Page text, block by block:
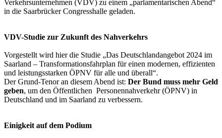
Verkehrsunternehmen (VDV) zu einem „parlamentarischen Abend“
in die Saarbrücker Congresshalle geladen.
VDV-Studie zur Zukunft des Nahverkehrs
Vorgestellt wird hier die Studie „Das Deutschlandangebot 2024 im
Saarland – Transformationsfahrplan für einen modernen, effizienten
und leistungsstarken ÖPNV für alle und überall“.
Der Grund-Tenor an diesem Abend ist: Der Bund muss mehr Geld
geben, um den Öffentlichen Personennahverkehr (ÖPNV) in
Deutschland und im Saarland zu verbessern.
Einigkeit auf dem Podium